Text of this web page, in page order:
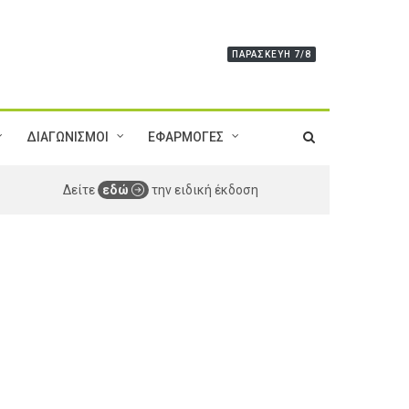
ΠΑΡΑΣΚΕΥΉ 7/8
ΔΙΑΓΩΝΙΣΜΟΙ ΕΦΑΡΜΟΓΕΣ
Δείτε εδώ την ειδική έκδοση